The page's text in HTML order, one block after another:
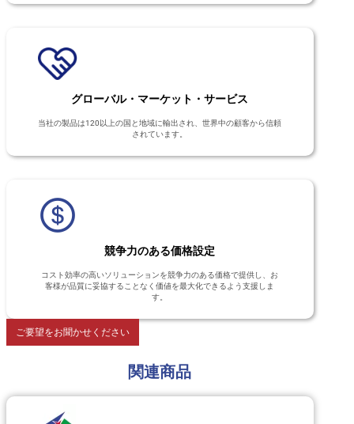
グローバル・マーケット・サービス
当社の製品は120以上の国と地域に輸出され、世界中の顧客から信頼
されています。
競争力のある価格設定
コスト効率の高いソリューションを競争力のある価格で提供し、お
客様が品質に妥協することなく価値を最大化できるよう支援しま
す。
ご要望をお聞かせください
関連商品